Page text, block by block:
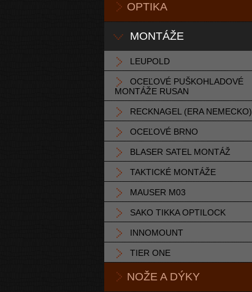
OPTIKA
MONTÁŽE
LEUPOLD
OCEĽOVÉ PUŠKOHLADOVÉ
MONTÁŽE RUSAN
RECKNAGEL (ERA NEMECKO)
OCEĽOVÉ BRNO
BLASER SATEL MONTÁŽ
TAKTICKÉ MONTÁŽE
MAUSER M03
SAKO TIKKA OPTILOCK
INNOMOUNT
TIER ONE
NOŽE A DÝKY